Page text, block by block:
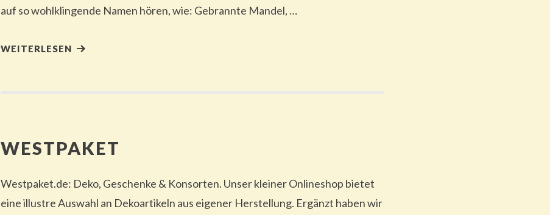
auf so wohlklingende Namen hören, wie: Gebrannte Mandel, …
WEITERLESEN
WESTPAKET
Westpaket.de: Deko, Geschenke & Konsorten. Unser kleiner Onlineshop bietet
eine illustre Auswahl an Dekoartikeln aus eigener Herstellung. Ergänzt haben wir